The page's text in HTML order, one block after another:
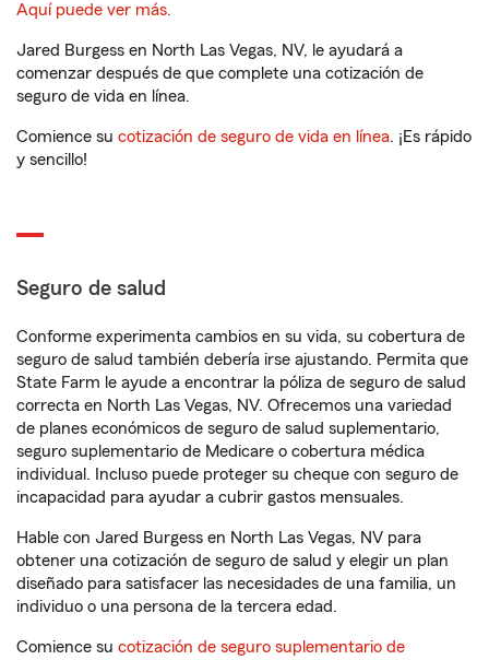
Aquí puede ver más.
Jared Burgess en North Las Vegas, NV, le ayudará a
comenzar después de que complete una cotización de
seguro de vida en línea.
Comience su cotización de seguro de vida en línea. ¡Es rápido
y sencillo!
Seguro de salud
Conforme experimenta cambios en su vida, su cobertura de
seguro de salud también debería irse ajustando. Permita que
State Farm le ayude a encontrar la póliza de seguro de salud
correcta en North Las Vegas, NV. Ofrecemos una variedad
de planes económicos de seguro de salud suplementario,
seguro suplementario de Medicare o cobertura médica
individual. Incluso puede proteger su cheque con seguro de
incapacidad para ayudar a cubrir gastos mensuales.
Hable con Jared Burgess en North Las Vegas, NV para
obtener una cotización de seguro de salud y elegir un plan
diseñado para satisfacer las necesidades de una familia, un
individuo o una persona de la tercera edad.
Comience su cotización de seguro suplementario de